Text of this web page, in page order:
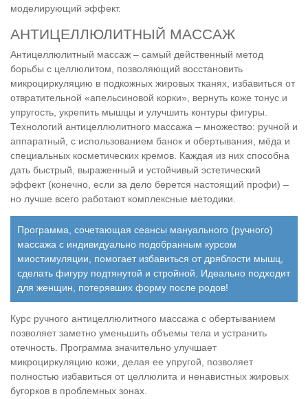
моделирующий эффект.
АНТИЦЕЛЛЮЛИТНЫЙ МАССАЖ
Антицеллюлитный массаж – самый действенный метод
борьбы с целлюлитом, позволяющий восстановить
микроциркуляцию в подкожных жировых тканях, избавиться от
отвратительной «апельсиновой корки», вернуть коже тонус и
упругость, укрепить мышцы и улучшить контуры фигуры.
Технологий антицеллюлитного массажа – множество: ручной и
аппаратный, с использованием банок и обертывания, мёда и
специальных косметических кремов. Каждая из них способна
дать быстрый, выраженный и устойчивый эстетический
эффект (конечно, если за дело берется настоящий профи) –
но лучше всего работают комплексные методики.
Программа, сочетающая сеансы мануального (ручного)
массажа с индивидуально подобранным курсом
миостимуляции, помогает избавиться от дряблости мышц,
сделать фигуру подтянутой и стройной. Идеально подходит
для женщин, потерявших форму после родов!
Курс ручного антицеллюлитного массажа с обертыванием
позволяет заметно уменьшить объемы тела и устранить
отечность. Программа значительно улучшает
микроциркуляцию кожи, делая ее упругой, позволяет
полностью избавиться от целлюлита и ненавистных жировых
бугорков в проблемных зонах.